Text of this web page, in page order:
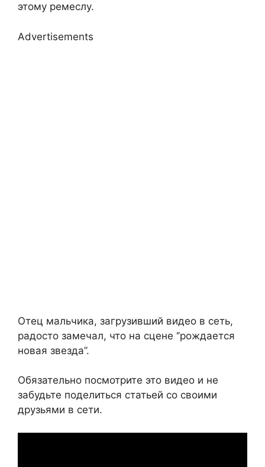
этому ремеслу.
Advertisements
Отец мальчика, загрузивший видео в сеть,
радосто замечал, что на сцене ‘’рождается
новая звезда’’.
Обязательно посмотрите это видео и не
забудьте поделиться статьей со своими
друзьями в сети.